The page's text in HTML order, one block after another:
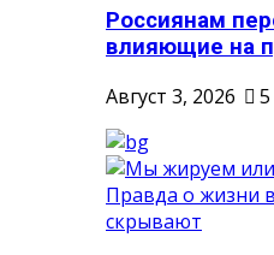
Россиянам
влияющие на
Август 3, 2026
5